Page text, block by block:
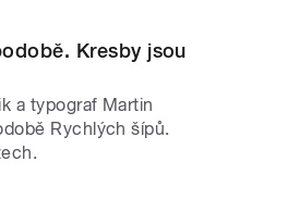
Kresby jsou
a typograf Martin
Rychlých šípů.